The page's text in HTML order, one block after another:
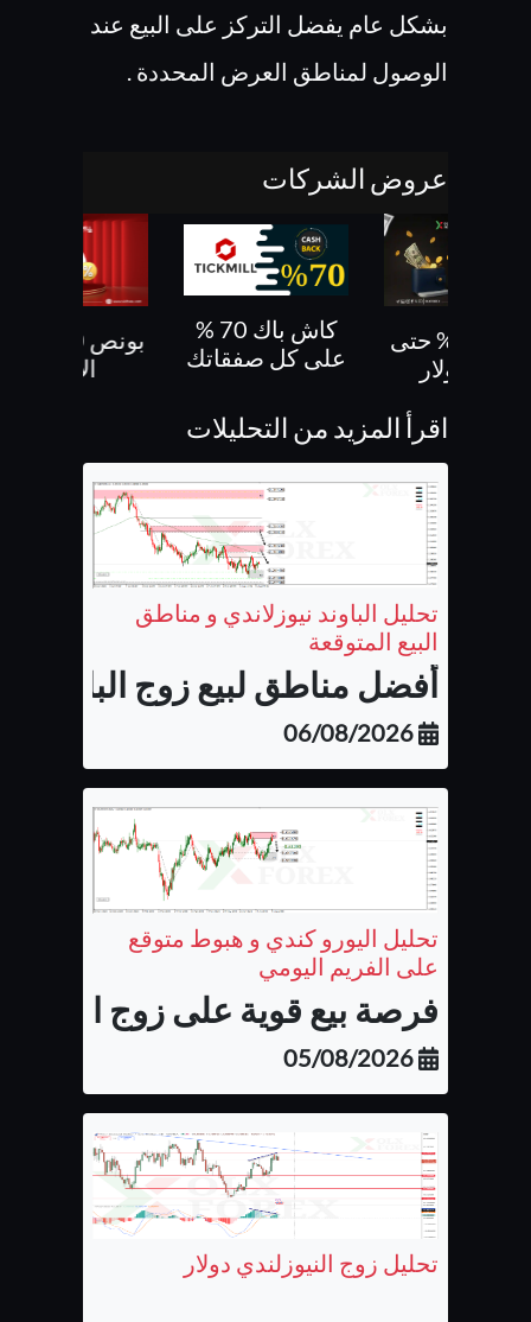
بشكل عام يفضل التركز على البيع عند
الوصول لمناطق العرض المحددة .
عروض الشركات
بونص 30% حتى
كاش باك 70 %
على كل صفقاتك
الايداع
اقرأ المزيد من التحليلات
تحليل الباوند نيوزلاندي و مناطق
البيع المتوقعة
أفضل مناطق لبيع زوج الباوند
06/08/2026
تحليل اليورو كندي و هبوط متوقع
على الفريم اليومي
فرصة بيع قوية على زوج اليورو
05/08/2026
تحليل زوج النيوزلندي دولار